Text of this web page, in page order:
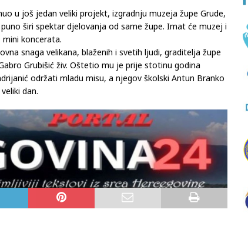
hercegovačkom, bekijskom čovjek je uvijek nastojao
u još jedan veliki projekt, izgradnju muzeja župe Grude,
širi spektar djelovanja od same župe. Imat će muzej i
koncerata.
snaga velikana, blaženih i svetih ljudi, graditelja župe
Grubišić živ. Oštetio mu je prije stotinu godina
održati mladu misu, a njegov školski Antun Branko
dan.